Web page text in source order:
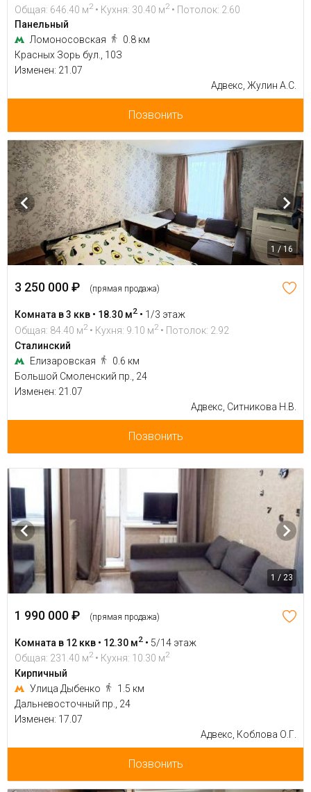
Общая: 646.40 м2 • Кухня: 30.40 м2 • Потолок: 2.60
Панельный
Ломоносовская
0.8 км
Красных Зорь бул., 10З
Изменен: 21.07
Адвекс, Жулин А.С.
Позвонить
1 / 16
3 250 000 ₽ (прямая продажа)
Комната в 3 ккв • 18.30 м2 • 1/3 этаж
Общая: 84.40 м2 • Кухня: 9.10 м2 • Потолок: 2.92
Сталинский
Елизаровская
0.6 км
Большой Смоленский пр., 24
Изменен: 21.07
Адвекс, Ситникова Н.В.
Позвонить
1 / 23
1 990 000 ₽ (прямая продажа)
Комната в 12 ккв • 12.30 м2 • 5/14 этаж
Общая: 231.40 м2 • Кухня: 10.30 м2
Кирпичный
Улица Дыбенко
1.5 км
Дальневосточный пр., 24
Изменен: 17.07
Адвекс, Коблова О.Г.
Позвонить